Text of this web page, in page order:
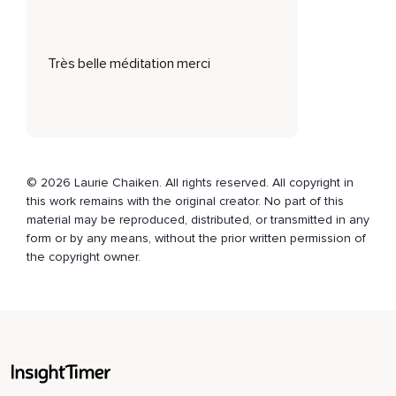
Par exemple.
Les personnes timides sont souvent mal à l'aise avec les
gens qu'elles connaissent peu ou lorsqu'elles sont dans un
Une personne timide ne va pas facilement à la rencontre de
Très belle méditation merci
© 2026 Laurie Chaiken. All rights reserved. All copyright in
this work remains with the original creator. No part of this
material may be reproduced, distributed, or transmitted in any
form or by any means, without the prior written permission of
the copyright owner.